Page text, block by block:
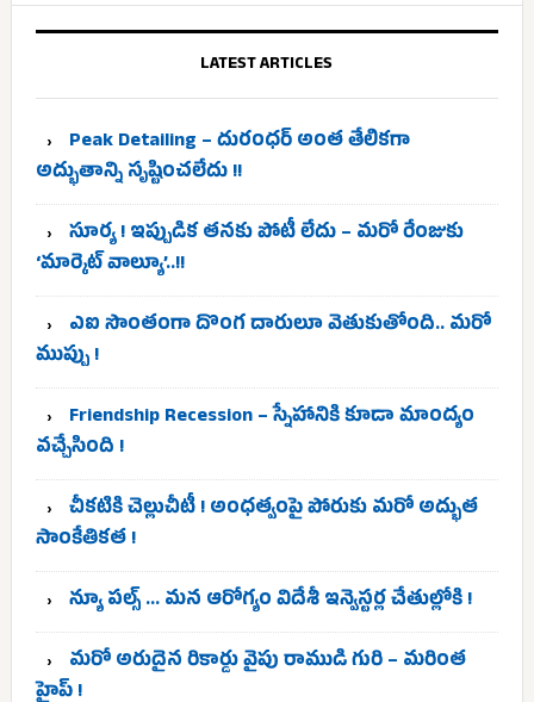
LATEST ARTICLES
Peak Detailing – దురంధర్ అంత తేలికగా
అద్భుతాన్ని సృష్టించలేదు !!
సూర్య ! ఇప్పుడిక తనకు పోటీ లేదు – మరో రేంజుకు
‘మార్కెట్ వాల్యూ’..!!
ఎఐ సొంతంగా దొంగ దారులూ వెతుకుతోంది.. మరో
ముప్పు !
Friendship Recession – స్నేహానికి కూడా మాంద్యం
వచ్చేసింది !
చీకటికి చెల్లుచీటీ ! అంధత్వంపై పోరుకు మరో అద్భుత
సాంకేతికత !
న్యూ పల్స్ … మన ఆరోగ్యం విదేశీ ఇన్వెస్టర్ల చేతుల్లోకి !
మరో అరుదైన రికార్డు వైపు రాముడి గురి – మరింత
హైప్ !